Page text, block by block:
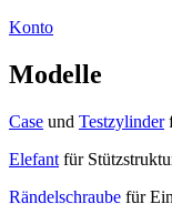
Konto
Modelle
Case und Testzylinder
Elefant für
Rändelschraube für